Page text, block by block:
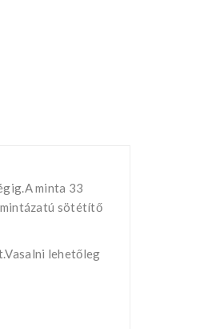
minta 33
mintázatú sötétítő
lehetőleg